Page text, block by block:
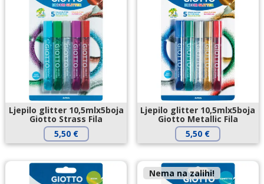
Ljepilo glitter 10,5mlx5boja
Giotto Strass Fila
5,50 €
Ljepilo glitter 10,5mlx5boja
Giotto Metallic Fila
5,50 €
Nema na zalihi!